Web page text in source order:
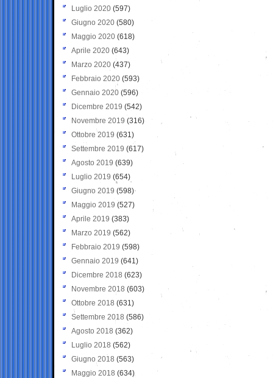
Luglio 2020 (597)
Giugno 2020 (580)
Maggio 2020 (618)
Aprile 2020 (643)
Marzo 2020 (437)
Febbraio 2020 (593)
Gennaio 2020 (596)
Dicembre 2019 (542)
Novembre 2019 (316)
Ottobre 2019 (631)
Settembre 2019 (617)
Agosto 2019 (639)
Luglio 2019 (654)
Giugno 2019 (598)
Maggio 2019 (527)
Aprile 2019 (383)
Marzo 2019 (562)
Febbraio 2019 (598)
Gennaio 2019 (641)
Dicembre 2018 (623)
Novembre 2018 (603)
Ottobre 2018 (631)
Settembre 2018 (586)
Agosto 2018 (362)
Luglio 2018 (562)
Giugno 2018 (563)
Maggio 2018 (634)